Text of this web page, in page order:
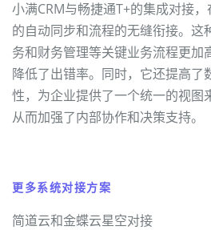
小满CRM与畅捷通T+的集成对接
的自动同步和流程的无缝衔接。这
务和财务管理等关键业务流程更加
降低了出错率。同时，它还提高了
性，为企业提供了一个统一的视图
从而加强了内部协作和决策支持。
更多系统对接方案
简道云和金蝶云星空对接